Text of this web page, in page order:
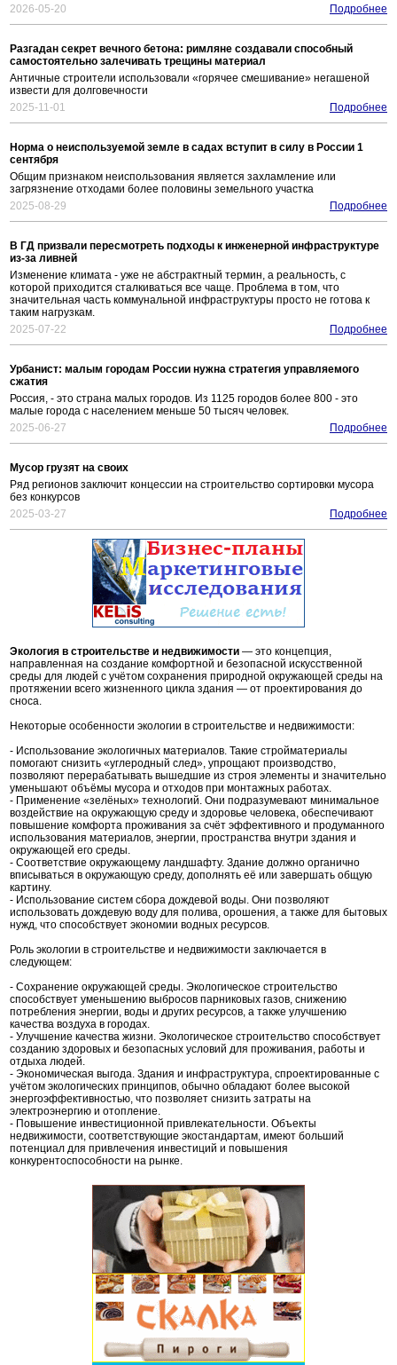
2026-05-20
Подробнее
Разгадан секрет вечного бетона: римляне создавали способный
самостоятельно залечивать трещины материал
Античные строители использовали «горячее смешивание» негашеной
извести для долговечности
2025-11-01
Подробнее
Норма о неиспользуемой земле в садах вступит в силу в России 1
сентября
Общим признаком неиспользования является захламление или
загрязнение отходами более половины земельного участка
2025-08-29
Подробнее
В ГД призвали пересмотреть подходы к инженерной инфраструктуре
из-за ливней
Изменение климата - уже не абстрактный термин, а реальность, с
которой приходится сталкиваться все чаще. Проблема в том, что
значительная часть коммунальной инфраструктуры просто не готова к
таким нагрузкам.
2025-07-22
Подробнее
Урбанист: малым городам России нужна стратегия управляемого
сжатия
Россия, - это страна малых городов. Из 1125 городов более 800 - это
малые города с населением меньше 50 тысяч человек.
2025-06-27
Подробнее
Мусор грузят на своих
Ряд регионов заключит концессии на строительство сортировки мусора
без конкурсов
2025-03-27
Подробнее
Экология в строительстве и недвижимости — это концепция,
направленная на создание комфортной и безопасной искусственной
среды для людей с учётом сохранения природной окружающей среды на
протяжении всего жизненного цикла здания — от проектирования до
сноса.
Некоторые особенности экологии в строительстве и недвижимости:
- Использование экологичных материалов. Такие стройматериалы
помогают снизить «углеродный след», упрощают производство,
позволяют перерабатывать вышедшие из строя элементы и значительно
уменьшают объёмы мусора и отходов при монтажных работах.
- Применение «зелёных» технологий. Они подразумевают минимальное
воздействие на окружающую среду и здоровье человека, обеспечивают
повышение комфорта проживания за счёт эффективного и продуманного
использования материалов, энергии, пространства внутри здания и
окружающей его среды.
- Соответствие окружающему ландшафту. Здание должно органично
вписываться в окружающую среду, дополнять её или завершать общую
картину.
- Использование систем сбора дождевой воды. Они позволяют
использовать дождевую воду для полива, орошения, а также для бытовых
нужд, что способствует экономии водных ресурсов.
Роль экологии в строительстве и недвижимости заключается в
следующем:
- Сохранение окружающей среды. Экологическое строительство
способствует уменьшению выбросов парниковых газов, снижению
потребления энергии, воды и других ресурсов, а также улучшению
качества воздуха в городах.
- Улучшение качества жизни. Экологическое строительство способствует
созданию здоровых и безопасных условий для проживания, работы и
отдыха людей.
- Экономическая выгода. Здания и инфраструктура, спроектированные с
учётом экологических принципов, обычно обладают более высокой
энергоэффективностью, что позволяет снизить затраты на
электроэнергию и отопление.
- Повышение инвестиционной привлекательности. Объекты
недвижимости, соответствующие экостандартам, имеют больший
потенциал для привлечения инвестиций и повышения
конкурентоспособности на рынке.